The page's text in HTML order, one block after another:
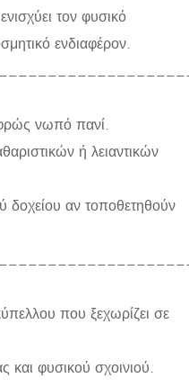
τον φυσικό
ενδιαφέρον.
νωπό πανί.
ή λειαντικών
δοχείου αν τοποθετηθούν
που ξεχωρίζει σε
και φυσικού σχοινιού.